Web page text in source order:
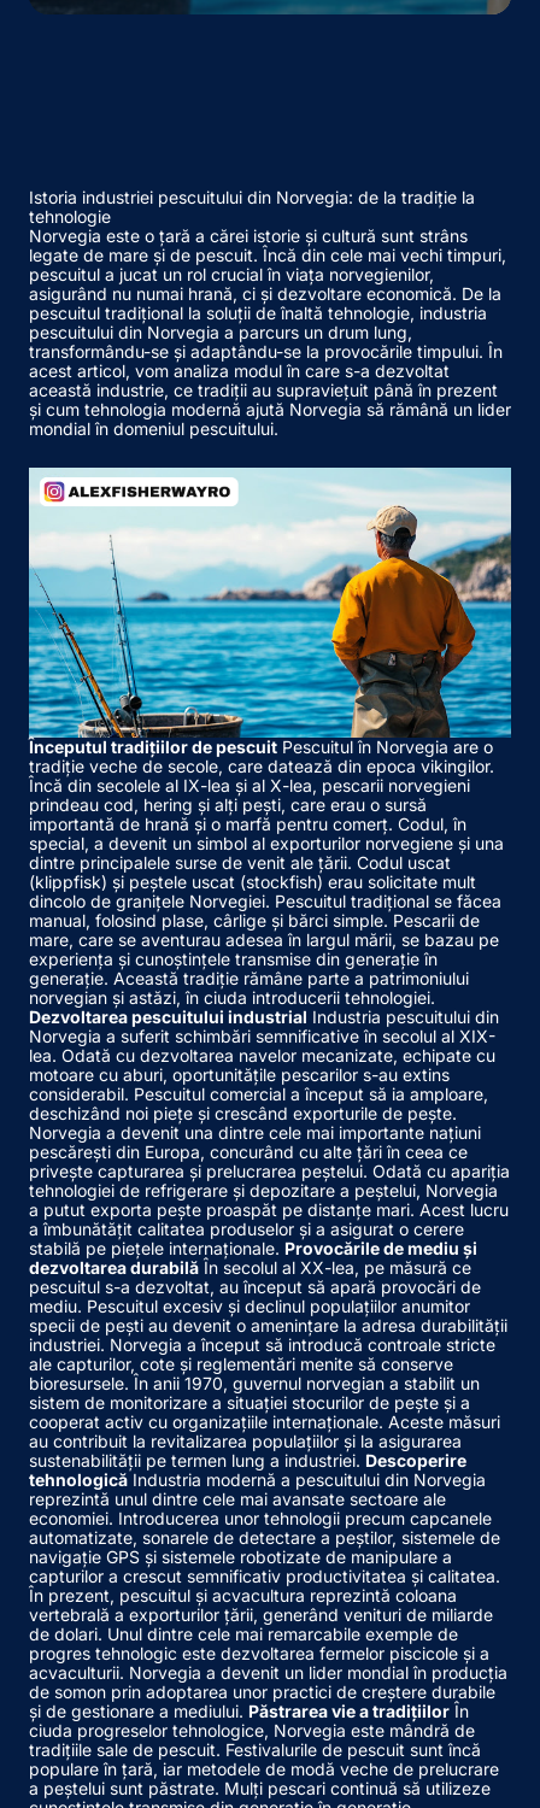
Istoria industriei pescuitului din Norvegia: de la tradiție la
tehnologie
Norvegia este o țară a cărei istorie și cultură sunt strâns
legate de mare și de pescuit. Încă din cele mai vechi timpuri,
pescuitul a jucat un rol crucial în viața norvegienilor,
asigurând nu numai hrană, ci și dezvoltare economică. De la
pescuitul tradițional la soluții de înaltă tehnologie, industria
pescuitului din Norvegia a parcurs un drum lung,
transformându-se și adaptându-se la provocările timpului. În
acest articol, vom analiza modul în care s-a dezvoltat
această industrie, ce tradiții au supraviețuit până în prezent
și cum tehnologia modernă ajută Norvegia să rămână un lider
mondial în domeniul pescuitului.
Începutul tradițiilor de pescuit Pescuitul în Norvegia are o
tradiție veche de secole, care datează din epoca vikingilor.
Încă din secolele al IX-lea și al X-lea, pescarii norvegieni
prindeau cod, hering și alți pești, care erau o sursă
importantă de hrană și o marfă pentru comerț. Codul, în
special, a devenit un simbol al exporturilor norvegiene și una
dintre principalele surse de venit ale țării. Codul uscat
(klippfisk) și peștele uscat (stockfish) erau solicitate mult
dincolo de granițele Norvegiei. Pescuitul tradițional se făcea
manual, folosind plase, cârlige și bărci simple. Pescarii de
mare, care se aventurau adesea în largul mării, se bazau pe
experiența și cunoștințele transmise din generație în
generație. Această tradiție rămâne parte a patrimoniului
norvegian și astăzi, în ciuda introducerii tehnologiei.
Dezvoltarea pescuitului industrial Industria pescuitului din
Norvegia a suferit schimbări semnificative în secolul al XIX-
lea. Odată cu dezvoltarea navelor mecanizate, echipate cu
motoare cu aburi, oportunitățile pescarilor s-au extins
considerabil. Pescuitul comercial a început să ia amploare,
deschizând noi piețe și crescând exporturile de pește.
Norvegia a devenit una dintre cele mai importante națiuni
pescărești din Europa, concurând cu alte țări în ceea ce
privește capturarea și prelucrarea peștelui. Odată cu apariția
tehnologiei de refrigerare și depozitare a peștelui, Norvegia
a putut exporta pește proaspăt pe distanțe mari. Acest lucru
a îmbunătățit calitatea produselor și a asigurat o cerere
stabilă pe piețele internaționale. Provocările de mediu și
dezvoltarea durabilă În secolul al XX-lea, pe măsură ce
pescuitul s-a dezvoltat, au început să apară provocări de
mediu. Pescuitul excesiv și declinul populațiilor anumitor
specii de pești au devenit o amenințare la adresa durabilității
industriei. Norvegia a început să introducă controale stricte
ale capturilor, cote și reglementări menite să conserve
bioresursele. În anii 1970, guvernul norvegian a stabilit un
sistem de monitorizare a situației stocurilor de pește și a
cooperat activ cu organizațiile internaționale. Aceste măsuri
au contribuit la revitalizarea populațiilor și la asigurarea
sustenabilității pe termen lung a industriei. Descoperire
tehnologică Industria modernă a pescuitului din Norvegia
reprezintă unul dintre cele mai avansate sectoare ale
economiei. Introducerea unor tehnologii precum capcanele
automatizate, sonarele de detectare a peștilor, sistemele de
navigație GPS și sistemele robotizate de manipulare a
capturilor a crescut semnificativ productivitatea și calitatea.
În prezent, pescuitul și acvacultura reprezintă coloana
vertebrală a exporturilor țării, generând venituri de miliarde
de dolari. Unul dintre cele mai remarcabile exemple de
progres tehnologic este dezvoltarea fermelor piscicole și a
acvaculturii. Norvegia a devenit un lider mondial în producția
de somon prin adoptarea unor practici de creștere durabile
și de gestionare a mediului. Păstrarea vie a tradițiilor În
ciuda progreselor tehnologice, Norvegia este mândră de
tradițiile sale de pescuit. Festivalurile de pescuit sunt încă
populare în țară, iar metodele de modă veche de prelucrare
a peștelui sunt păstrate. Mulți pescari continuă să utilizeze